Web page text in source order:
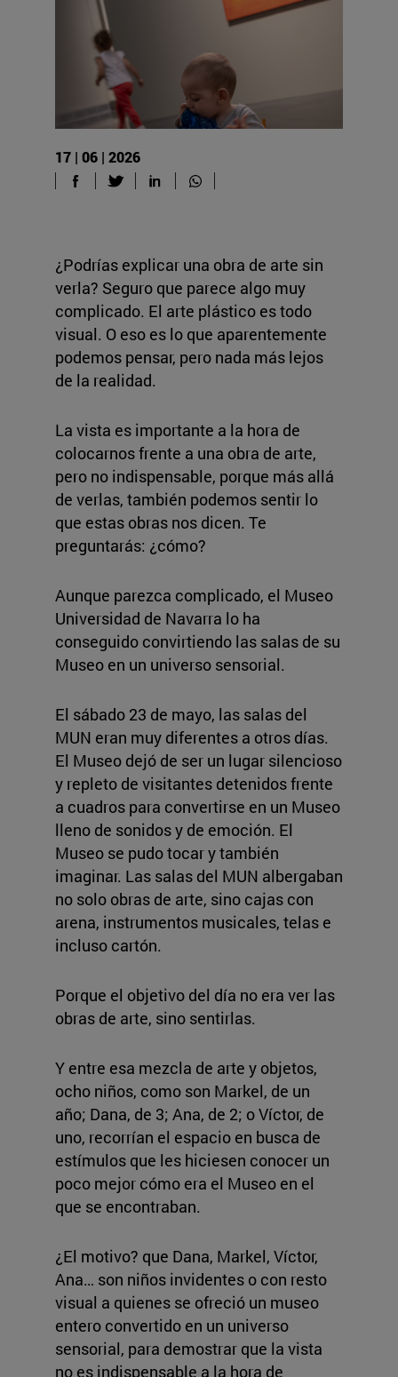
17 | 06 | 2026
¿Podrías explicar una obra de arte sin
verla? Seguro que parece algo muy
complicado. El arte plástico es todo
visual. O eso es lo que aparentemente
podemos pensar, pero nada más lejos
de la realidad.
La vista es importante a la hora de
colocarnos frente a una obra de arte,
pero no indispensable, porque más allá
de verlas, también podemos sentir lo
que estas obras nos dicen. Te
preguntarás: ¿cómo?
Aunque parezca complicado, el Museo
Universidad de Navarra lo ha
conseguido convirtiendo las salas de su
Museo en un universo sensorial.
El sábado 23 de mayo, las salas del
MUN eran muy diferentes a otros días.
El Museo dejó de ser un lugar silencioso
y repleto de visitantes detenidos frente
a cuadros para convertirse en un Museo
lleno de sonidos y de emoción. El
Museo se pudo tocar y también
imaginar. Las salas del MUN albergaban
no solo obras de arte, sino cajas con
arena, instrumentos musicales, telas e
incluso cartón.
Porque el objetivo del día no era ver las
obras de arte, sino sentirlas.
Y entre esa mezcla de arte y objetos,
ocho niños, como son Markel, de un
año; Dana, de 3; Ana, de 2; o Víctor, de
uno, recorrían el espacio en busca de
estímulos que les hiciesen conocer un
poco mejor cómo era el Museo en el
que se encontraban.
¿El motivo? que Dana, Markel, Víctor,
Ana… son niños invidentes o con resto
visual a quienes se ofreció un museo
entero convertido en un universo
sensorial, para demostrar que la vista
no es indispensable a la hora de